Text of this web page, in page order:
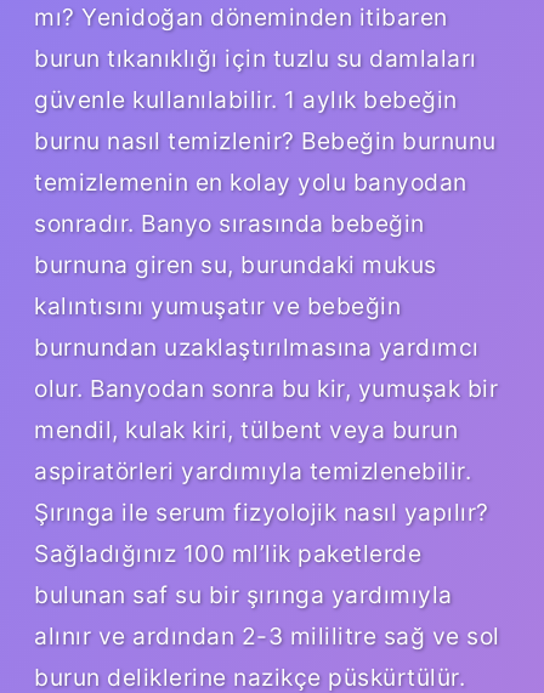
mı? Yenidoğan döneminden itibaren
burun tıkanıklığı için tuzlu su damlaları
güvenle kullanılabilir. 1 aylık bebeğin
burnu nasıl temizlenir? Bebeğin burnunu
temizlemenin en kolay yolu banyodan
sonradır. Banyo sırasında bebeğin
burnuna giren su, burundaki mukus
kalıntısını yumuşatır ve bebeğin
burnundan uzaklaştırılmasına yardımcı
olur. Banyodan sonra bu kir, yumuşak bir
mendil, kulak kiri, tülbent veya burun
aspiratörleri yardımıyla temizlenebilir.
Şırınga ile serum fizyolojik nasıl yapılır?
Sağladığınız 100 ml’lik paketlerde
bulunan saf su bir şırınga yardımıyla
alınır ve ardından 2-3 mililitre sağ ve sol
burun deliklerine nazikçe püskürtülür.